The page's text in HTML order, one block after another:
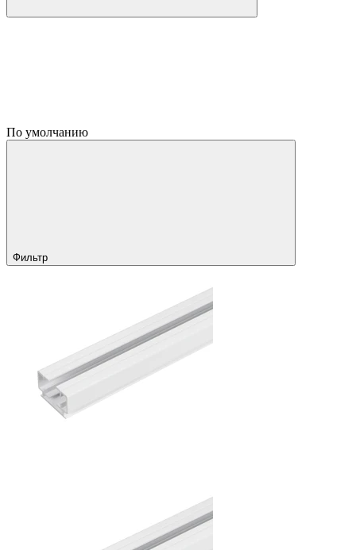
По умолчанию
Фильтр